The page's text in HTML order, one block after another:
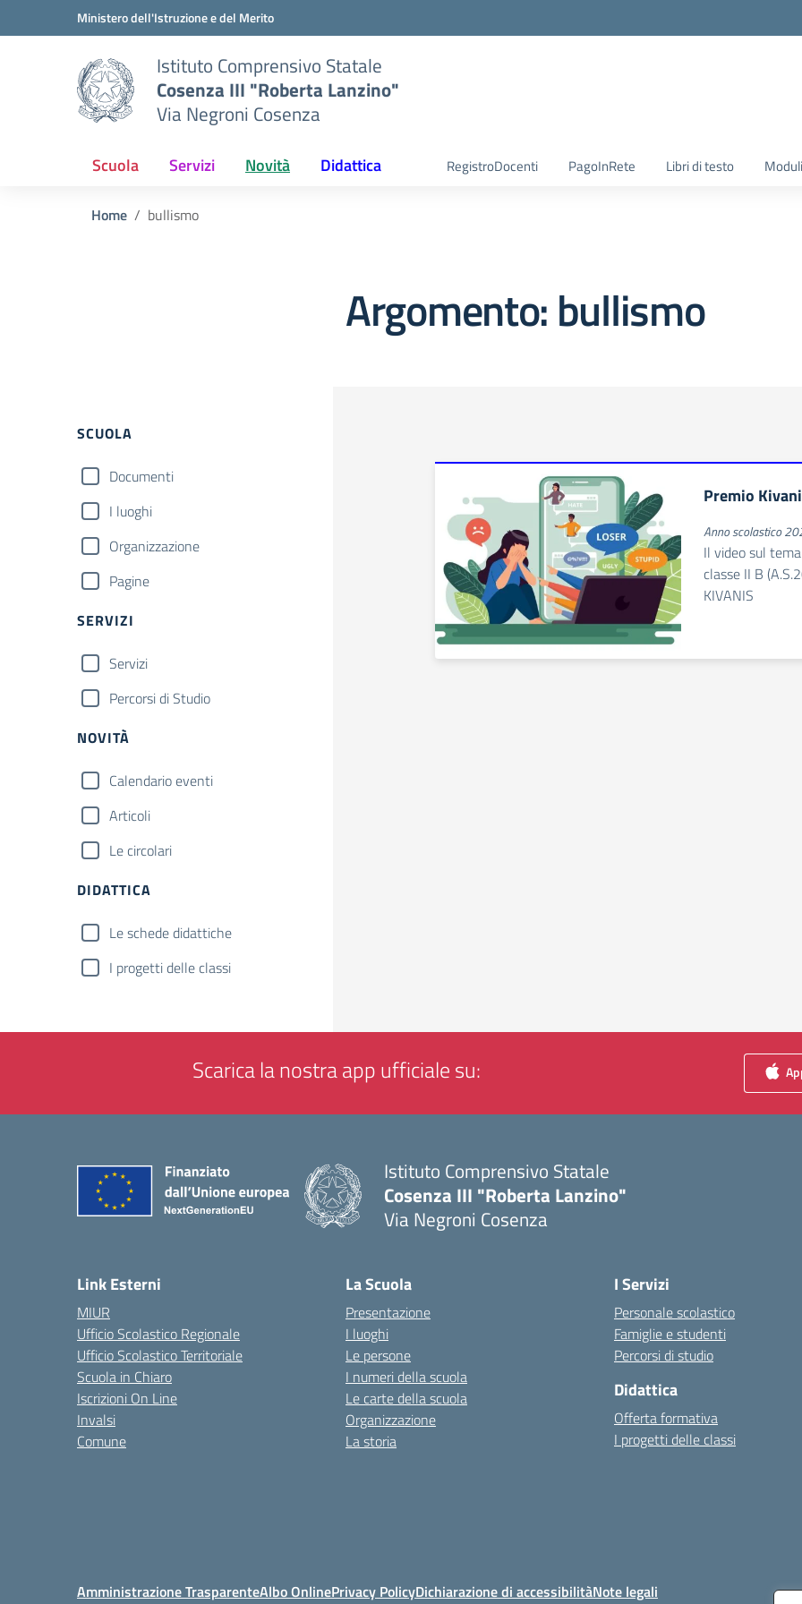
Vai ai contenuti
Vai al menu di navigazioneMinistero dell'Istruzione e del Merito
Istituto Comprensivo Statale
Cosenza III "Roberta Lanzino"
Via Negroni Cosenza
Scuola Servizi Novità Didattica RegistroDocenti PagoInRete Libri di testo
Home bullismo
Argomento: bullismo
Filtri
SCUOLA
Documenti
I luoghi
Organizzazione
Pagine
SERVIZI
Servizi
Percorsi di Studio
NOVITÀ
Calendario eventi
Articoli
Le circolari
DIDATTICA
Le schede didattiche
I progetti delle classi
Premio
Anno scolastico
Il video sul
classe II B
KIVANIS
Scarica la nostra app ufficiale su:
Istituto Comprensivo Statale
Cosenza III "Roberta Lanzino"
Via Negroni Cosenza
Link Esterni
MIUR
Ufficio Scolastico Regionale
Ufficio Scolastico Territoriale
Scuola in Chiaro
Iscrizioni On Line
Invalsi
Comune
La Scuola
Presentazione
I luoghi
Le persone
I numeri della scuola
Le carte della scuola
Organizzazione
La storia
I Servizi
Personale scolastico
Famiglie e studenti
Percorsi di studio
Didattica
Offerta formativa
I progetti delle classi
Amministrazione TrasparenteAlbo OnlinePrivacy PolicyDichiarazione di accessibilitàNote legali